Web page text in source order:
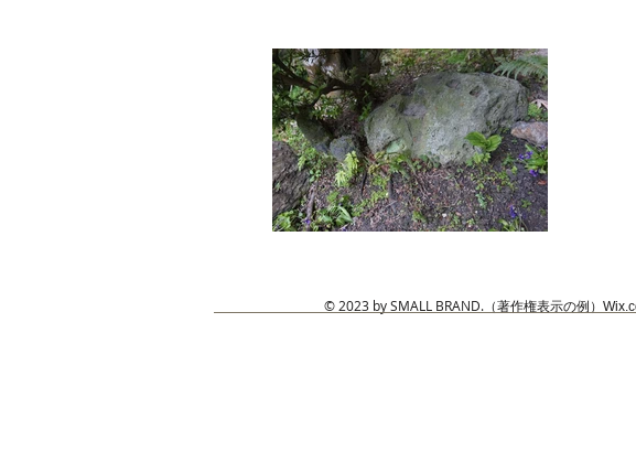
© 2023 by SMALL BRAND. （著作権表示の例）